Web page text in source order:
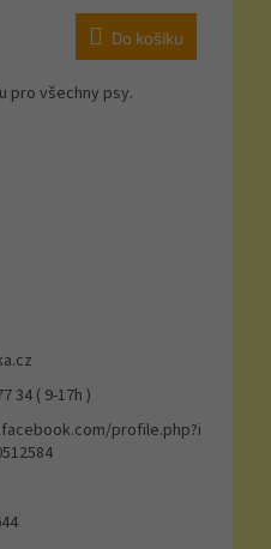
Do košíku
pro všechny psy.
34 ( 9-17h )
profile.php?i